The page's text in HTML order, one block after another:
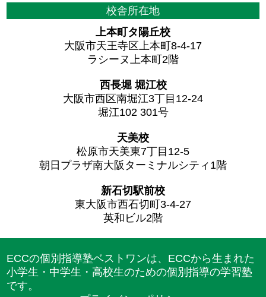
校舎所在地
上本町タ陽丘校
大阪市天王寺区上本町8-4-17
ラシーヌ上本町2階
西長堀 堀江校
大阪市西区南堀江3丁目12-24
堀江102 301号
天美校
松原市天美東7丁目12-5
朝日プラザ南大阪ターミナルシティ1階
新石切駅前校
東大阪市西石切町3-4-27
英和ビル2階
ECCの個別指導塾ベストワンは、ECCから生まれた
小学生・中学生・高校生のための個別指導の学習塾
です。